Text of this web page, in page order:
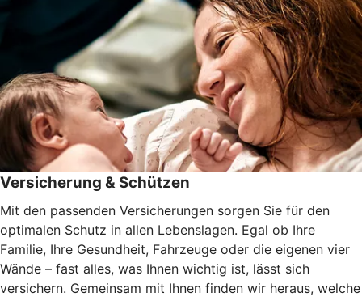
Versicherung & Schützen
Mit den passenden Versicherungen sorgen Sie für den
optimalen Schutz in allen Lebenslagen. Egal ob Ihre
Familie, Ihre Gesundheit, Fahrzeuge oder die eigenen vier
Wände – fast alles, was Ihnen wichtig ist, lässt sich
versichern. Gemeinsam mit Ihnen finden wir heraus, welche